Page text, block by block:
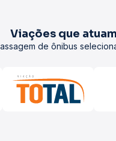
Viações que
de ônibus